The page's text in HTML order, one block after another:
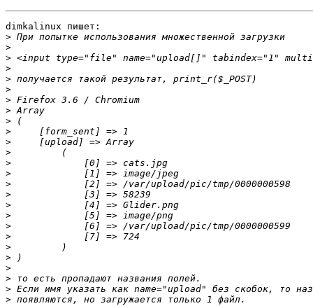
dimkalinux пишет:
>
>
>
>
>
>
>
>
>
>
>
>
>
>
>
>
>
>
>
>
>
>
>
>
>
>